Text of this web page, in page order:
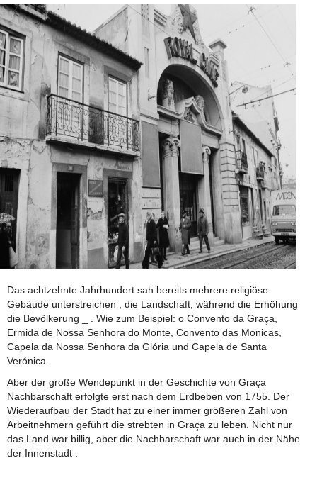
Das achtzehnte Jahrhundert sah bereits mehrere religiöse
Gebäude unterstreichen , die Landschaft, während die Erhöhung
die Bevölkerung _ . Wie zum Beispiel: o Convento da Graça,
Ermida de Nossa Senhora do Monte, Convento das Monicas,
Capela da Nossa Senhora da Glória und Capela de Santa
Verónica.
Aber der große Wendepunkt in der Geschichte von Graça
Nachbarschaft erfolgte erst nach dem Erdbeben von 1755. Der
Wiederaufbau der Stadt hat zu einer immer größeren Zahl von
Arbeitnehmern geführt die strebten in Graça zu leben. Nicht nur
das Land war billig, aber die Nachbarschaft war auch in der Nähe
der Innenstadt .